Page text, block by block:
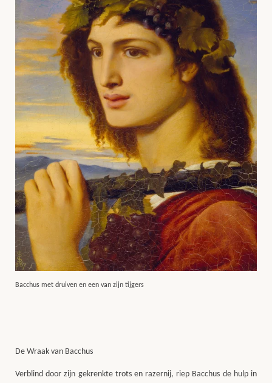
Bacchus met druiven en een van zijn tijgers
De Wraak van Bacchus
Verblind door zijn gekrenkte trots en razernij, riep Bacchus de hulp in